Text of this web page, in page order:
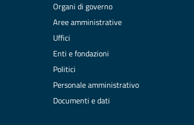
Organi di governo
Aree amministrative
Uffici
Enti e fondazioni
Politici
Personale amministrativo
Documenti e dati